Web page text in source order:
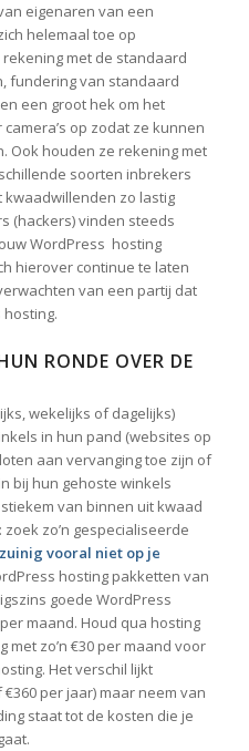
eigenaren van een
helemaal toe op
met de standaard
fundering van standaard
een groot hek om het
op zodat ze kunnen
Ook houden ze rekening met
soorten inbrekers
zo lastig
(hackers) vinden steeds
WordPress hosting
hierover continue te laten
van een partij dat
RONDE OVER DE
wekelijks of dagelijks)
in hun pand (websites op
aan vervanging toe zijn of
bij hun gehoste winkels
van binnen uit kwaad
zo’n gespecialiseerde
vooral niet op je
hosting pakketten van
goede WordPress
maand. Houd qua hosting
zo’n €30 per maand voor
Het verschil lijkt
per jaar) maar neem van
staat tot de kosten die je